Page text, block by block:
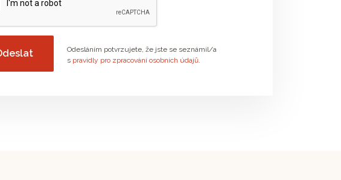
Odesláním potvrzujete, že jste se seznámil/a
s pravidly pro zpracování osobních údajů.